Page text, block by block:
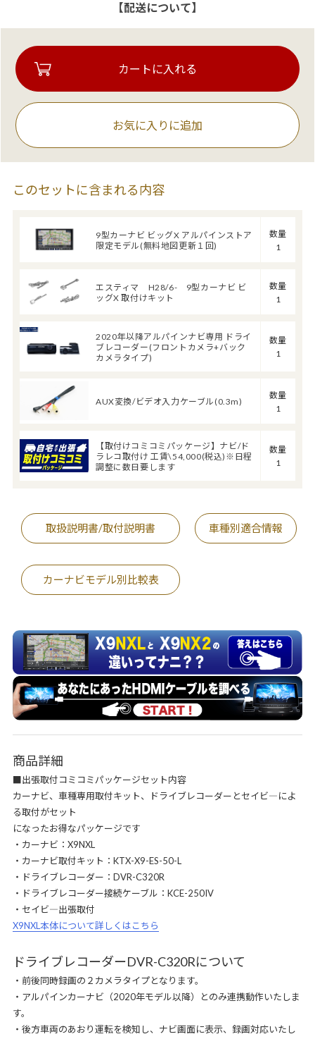
【配送について】
お気に入りに追加
このセットに含まれる内容
9型カーナビ ビッグX アルパインストア
限定モデル(無料地図更新１回)
数量
1
エスティマ H28/6- 9型カーナビ ビ
ッグX 取付けキット
数量
1
2020年以降アルパインナビ専用 ドライ
ブレコーダー(フロントカメラ+バック
カメラタイプ)
数量
1
AUX変換/ビデオ入力ケーブル(0.3m)
数量
1
【取付けコミコミパッケージ】ナビ/ド
ラレコ取付け 工賃\54,000(税込)※日程
調整に数日要します
数量
1
取扱説明書/取付説明書 車種別適合情報
カーナビモデル別比較表
商品詳細
■出張取付コミコミパッケージセット内容
カーナビ、車種専用取付キット、ドライブレコーダーとセイビ―によ
る取付がセット
になったお得なパッケージです
・カーナビ：X9NXL
・カーナビ取付キット：KTX-X9-ES-50-L
・ドライブレコーダー：DVR-C320R
・ドライブレコーダー接続ケーブル：KCE-250IV
・セイビ―出張取付
X9NXL本体について詳しくはこちら
ドライブレコーダーDVR-C320Rについて
・前後同時録画の２カメラタイプとなります。
・アルパインカーナビ（2020年モデル以降）とのみ連携動作いたしま
す。
・後方車両のあおり運転を検知し、ナビ画面に表示、録画対応いたし